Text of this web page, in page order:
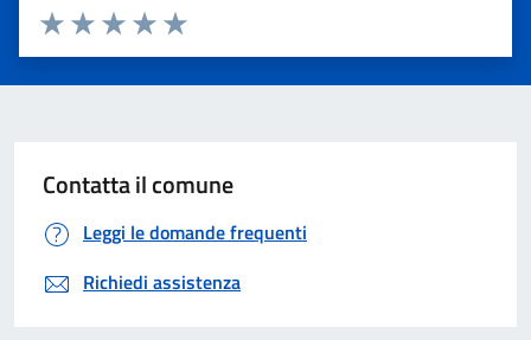
Valuta 5 stelle su 5
Valuta 4 stelle su 5
Valuta 3 stelle su 5
Valuta 2 stelle su 5
Valuta 1 stelle su 5
Contatta il comune
Leggi le domande frequenti
Richiedi assistenza